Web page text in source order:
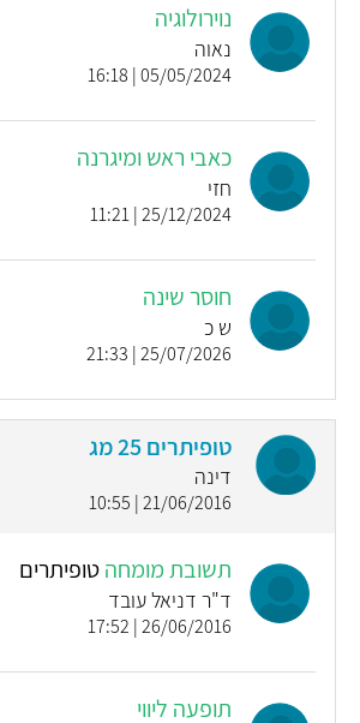
נוירולוגיה
נאוה
05/05/2024 | 16:18
כאבי ראש ומיגרנה
חזי
25/12/2024 | 11:21
חוסר שינה
ש כ
25/07/2026 | 21:33
טופיתרים 25 מג
דינה
21/06/2016 | 10:55
תשובת מומחהטופיתרים
ד"ר דניאל עובד
26/06/2016 | 17:52
תופעה ליווי